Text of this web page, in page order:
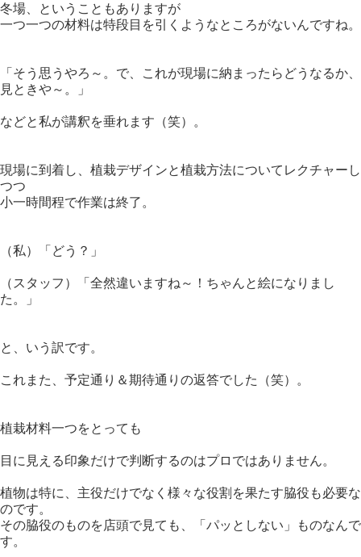
冬場、ということもありますが
一つ一つの材料は特段目を引くようなところがないんですね。
「そう思うやろ～。で、これが現場に納まったらどうなるか、
見ときや～。」
などと私が講釈を垂れます（笑）。
現場に到着し、植栽デザインと植栽方法についてレクチャーし
つつ
小一時間程で作業は終了。
（私）「どう？」
（スタッフ）「全然違いますね～！ちゃんと絵になりまし
た。」
と、いう訳です。
これまた、予定通り＆期待通りの返答でした（笑）。
植栽材料一つをとっても
目に見える印象だけで判断するのはプロではありません。
植物は特に、主役だけでなく様々な役割を果たす脇役も必要な
のです。
その脇役のものを店頭で見ても、「パッとしない」ものなんで
す。